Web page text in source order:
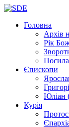
Головна
Архів
Рік
Єпископи
Юліан
Курія